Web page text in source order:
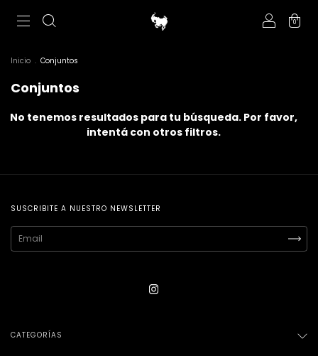
0
Inicio . Conjuntos
Conjuntos
No tenemos resultados para tu búsqueda. Por favor,
intentá con otros filtros.
SUSCRIBITE A NUESTRO NEWSLETTER
CATEGORÍAS